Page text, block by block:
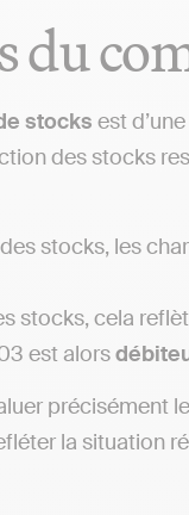
du
stocks est
des stocks
stocks, les
stocks, cela
est alors
précisément
la situation